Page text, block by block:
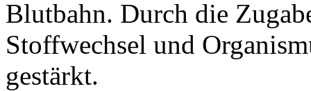
Blutbahn. Durch die
Stoffwechsel und
gestärkt.